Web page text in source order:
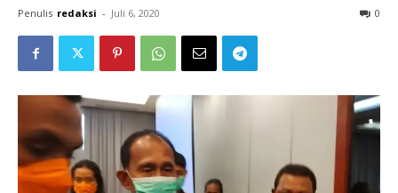
Penulis redaksi - Juli 6, 2020 0